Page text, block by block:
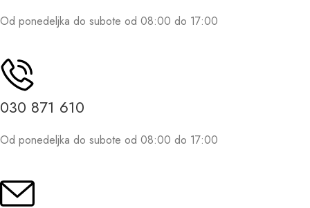
Od ponedeljka do subote od 08:00 do 17:00
030 871 610
Od ponedeljka do subote od 08:00 do 17:00